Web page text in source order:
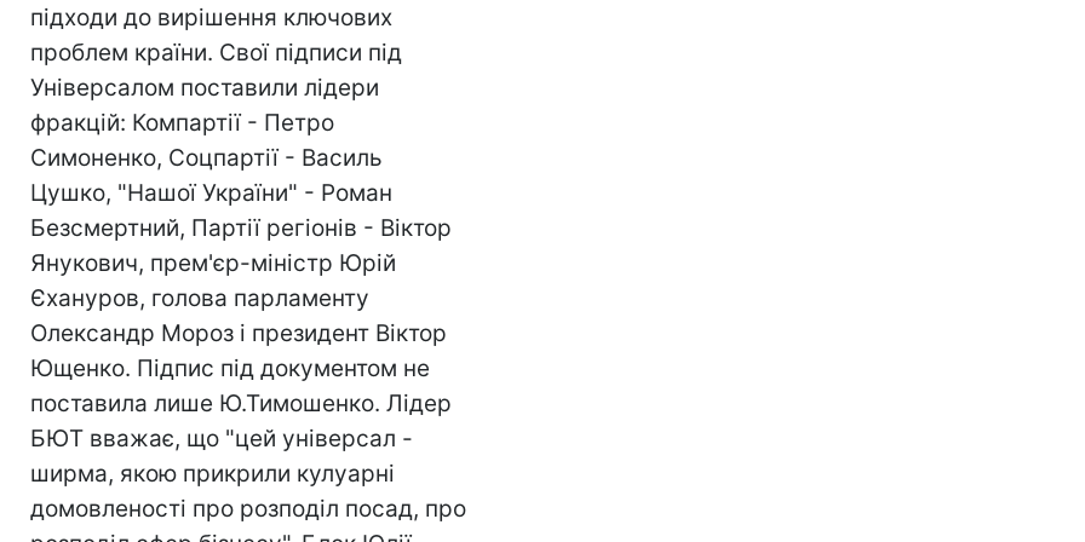
підходи до вирішення ключових
проблем країни. Свої підписи під
Універсалом поставили лідери
фракцій: Компартії - Петро
Симоненко, Соцпартії - Василь
Цушко, "Нашої України" - Роман
Безсмертний, Партії регіонів - Віктор
Янукович, прем'єр-міністр Юрій
Єхануров, голова парламенту
Олександр Мороз і президент Віктор
Ющенко. Підпис під документом не
поставила лише Ю.Тимошенко. Лідер
БЮТ вважає, що "цей універсал -
ширма, якою прикрили кулуарні
домовленості про розподіл посад, про